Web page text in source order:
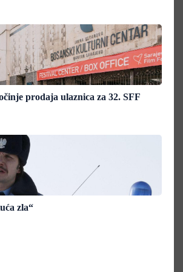
prodaja ulaznica za 32. SFF
zla“